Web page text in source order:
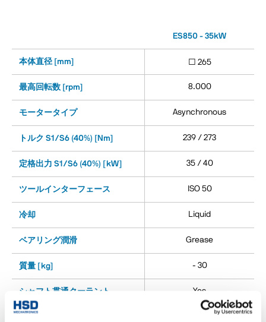
ES850 - 35kW
本体直径 [mm] □ 265
最高回転数 [rpm] 8.000
モータータイプ Asynchronous
トルク S1/S6 (40%) [Nm] 239 / 273
定格出力 S1/S6 (40%) [kW] 35 / 40
ツールインターフェース ISO 50
冷却 Liquid
ベアリング潤滑 Grease
質量 [kg] - 30
シャフト貫通クーラント Yes